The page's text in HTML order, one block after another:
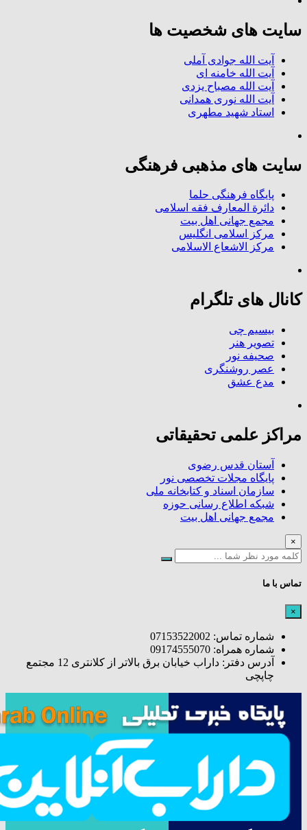
سایت های شخصیت ها
آیت الله جوادی آملی
آیت الله خامنه ای
آیت الله مصباح یزدی
آیت الله نوری همدانی
استاد شهید مطهری
سایت های مذهبی فرهنگی
پایگاه فرهنگی حلما
دائرة المعارف فقه اسلامی
مجمع جهانی اهل بیت
مرکز اسلامی انگلیس
مرکز الاشعاع الاسلامی
کانال های تلگرام
بیسیم چی
تصویر هنر
صحیفه نور
عصر روشنگری
مدع عشق
مراکز علمی تحقیقاتی
آستان قدس رضوی
پایگاه مجلات تخصصی نور
سازمان اسناد و کتابخانه ملی
شبکه اطلاع رسانی حوزه
مجمع جهانی اهل بیت
×
تماس با ما
×
شماره تماس: 07153522002
شماره همراه: 09174555070
آدرس دفتر: داراب خیابان برق بالاتر از کلانتری 12 مجتمع
چاپچی